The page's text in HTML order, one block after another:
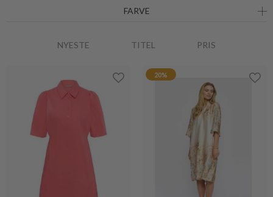
FARVE
NYESTE TITEL PRIS
20%